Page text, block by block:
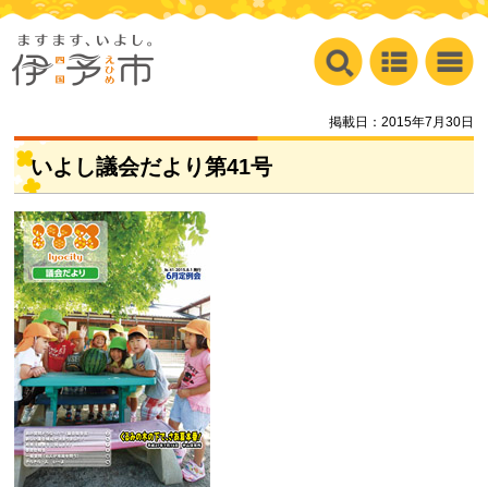
掲載日：2015年7月30日
いよし議会だより第41号